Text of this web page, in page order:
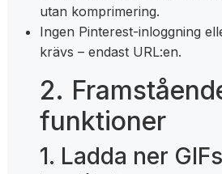
utan komprimering.
Ingen Pinterest-inloggning
krävs – endast URL:en.
2.
funktioner
1. Ladda ner